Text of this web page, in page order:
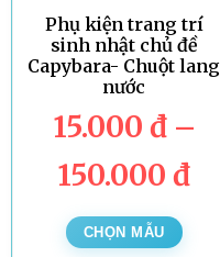
Phụ kiện trang trí
sinh nhật chủ đề
Capybara- Chuột lang
nước
15.000 đ–
150.000 đ
CHỌN MẪU